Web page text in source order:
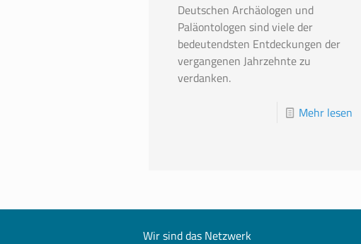
Deutschen Archäologen und
Paläontologen sind viele der
bedeutendsten Entdeckungen der
vergangenen Jahrzehnte zu
verdanken.
Mehr lesen
Wir sind das Netzwerk